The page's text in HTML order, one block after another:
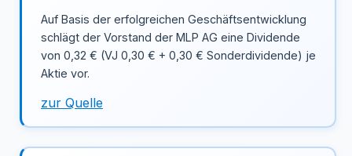
Auf Basis der erfolgreichen Geschäftsentwicklung
schlägt der Vorstand der MLP AG eine Dividende
von 0,32 € (VJ 0,30 € + 0,30 € Sonderdividende) je
Aktie vor.
zur Quelle